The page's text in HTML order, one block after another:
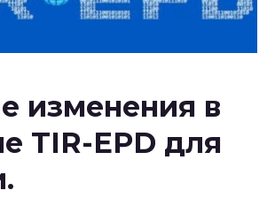
законодательство
Узбекистан
изменения в
TIR-EPD для